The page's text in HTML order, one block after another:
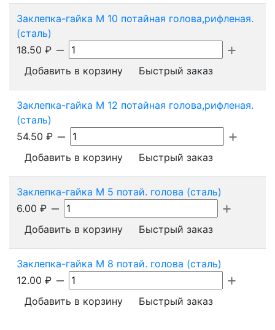
Заклепка-гайка М 10 потайная голова,рифленая.
(сталь)
18.50 ₽
Добавить в корзину
Быстрый заказ
Заклепка-гайка М 12 потайная голова,рифленая.
(сталь)
54.50 ₽
Добавить в корзину
Быстрый заказ
Заклепка-гайка М 5 потай. голова (сталь)
6.00 ₽
Добавить в корзину
Быстрый заказ
Заклепка-гайка М 8 потай. голова (сталь)
12.00 ₽
Добавить в корзину
Быстрый заказ